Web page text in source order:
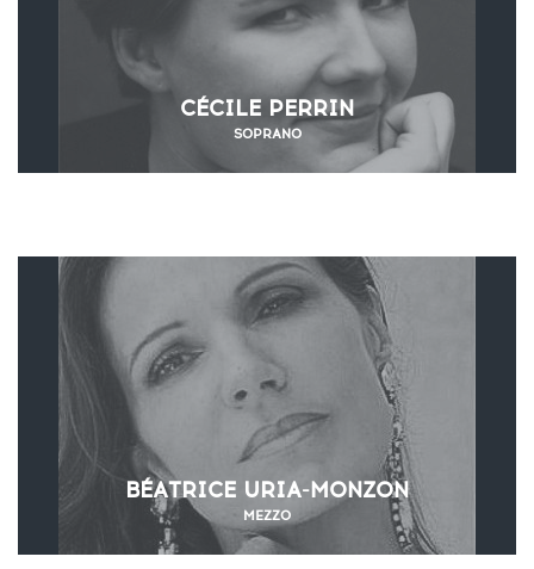
CÉCILE PERRIN
SOPRANO
BÉATRICE URIA-MONZON
MEZZO